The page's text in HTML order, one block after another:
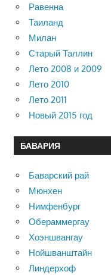
Равенна
Таиланд
Милан
Старый Таллин
Лето 2008 и 2009
Лето 2010
Лето 2011
Новый 2015 год
БАВАРИЯ
Баварский рай
Мюнхен
Нимфенбург
Обераммергау
Хоэншвангау
Нойшванштайн
Линдерхоф